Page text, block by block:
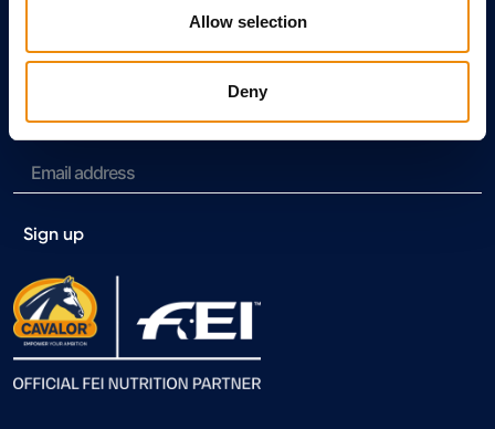
Allow selection
Deny
Sign up